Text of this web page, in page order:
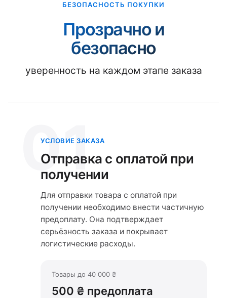
БЕЗОПАСНОСТЬ ПОКУПКИ
Прозрачно и
безопасно
уверенность на каждом этапе заказа
01
УСЛОВИЕ ЗАКАЗА
Отправка с оплатой при
получении
Для отправки товара с оплатой при
получении необходимо внести частичную
предоплату. Она подтверждает
серьёзность заказа и покрывает
логистические расходы.
Товары до 40 000 ₴
500 ₴ предоплата